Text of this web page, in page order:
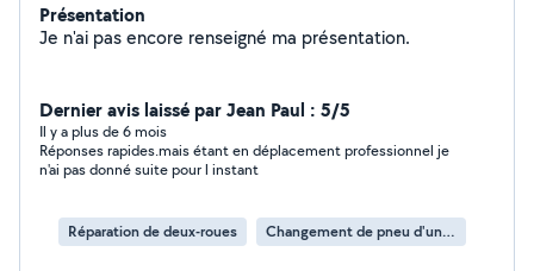
Présentation
Je n'ai pas encore renseigné ma présentation.
Dernier avis laissé par Jean Paul : 5/5
Il y a plus de 6 mois
Réponses rapides.mais étant en déplacement professionnel je
n'ai pas donné suite pour l instant
Réparation de deux-roues Changement de pneu d'un deux-roues